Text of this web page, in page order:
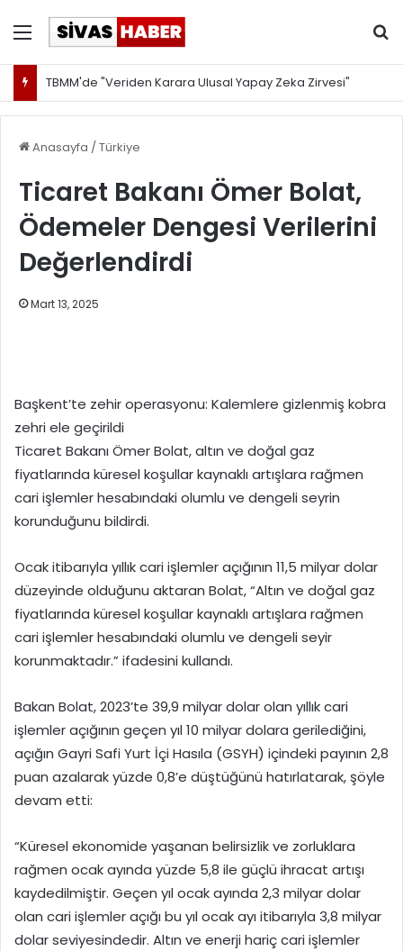
Menü
TBMM'de "Veriden Karara Ulusal Yapay Zeka Zirvesi"
Anasayfa / Türkiye
Ticaret Bakanı Ömer Bolat,
Ödemeler Dengesi Verilerini
Değerlendirdi
Mart 13, 2025
Başkent’te zehir operasyonu: Kalemlere gizlenmiş kobra
zehri ele geçirildi
Ticaret Bakanı Ömer Bolat, altın ve doğal gaz
fiyatlarında küresel koşullar kaynaklı artışlara rağmen
cari işlemler hesabındaki olumlu ve dengeli seyrin
korunduğunu bildirdi.
Ocak itibarıyla yıllık cari işlemler açığının 11,5 milyar dolar
düzeyinde olduğunu aktaran Bolat, “Altın ve doğal gaz
fiyatlarında küresel koşullar kaynaklı artışlara rağmen
cari işlemler hesabındaki olumlu ve dengeli seyir
korunmaktadır.” ifadesini kullandı.
Bakan Bolat, 2023’te 39,9 milyar dolar olan yıllık cari
işlemler açığının geçen yıl 10 milyar dolara gerilediğini,
açığın Gayri Safi Yurt İçi Hasıla (GSYH) içindeki payının 2,8
puan azalarak yüzde 0,8’e düştüğünü hatırlatarak, şöyle
devam etti:
“Küresel ekonomide yaşanan belirsizlik ve zorluklara
rağmen ocak ayında yüzde 5,8 ile güçlü ihracat artışı
kaydedilmiştir. Geçen yıl ocak ayında 2,3 milyar dolar
olan cari işlemler açığı bu yıl ocak ayı itibarıyla 3,8 milyar
dolar seviyesindedir. Altın ve enerji hariç cari işlemler